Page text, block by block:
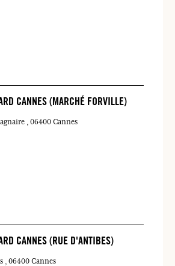
CANNES (MARCHÉ FORVILLE)
06400 Cannes
CANNES (RUE D'ANTIBES)
06400 Cannes